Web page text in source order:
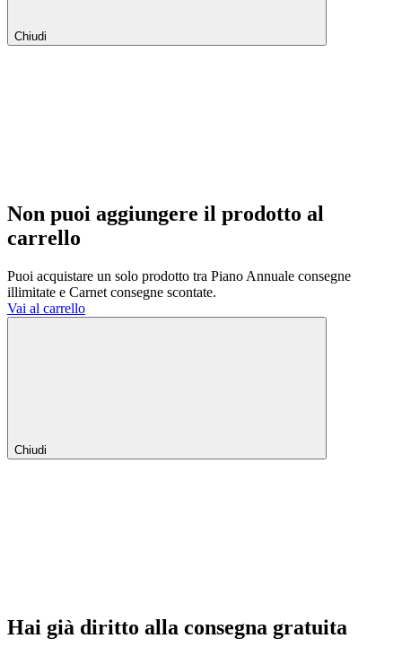
Chiudi
Non puoi aggiungere il prodotto al
carrello
Puoi acquistare un solo prodotto tra Piano Annuale consegne
illimitate e Carnet consegne scontate.
Vai al carrello
Chiudi
Hai già diritto alla consegna gratuita